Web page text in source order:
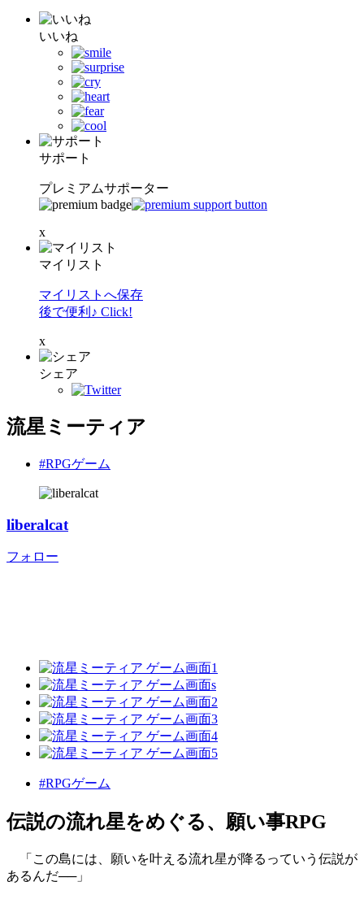
いいね
サポート
プレミアムサポーター
x
マイリスト
マイリストへ保存
後で便利♪ Click!
x
シェア
流星ミーティア
#RPGゲーム
liberalcat
フォロー
#RPGゲーム
伝説の流れ星をめぐる、願い事RPG
「この島には、願いを叶える流れ星が降るっていう伝説が
あるんだ──」